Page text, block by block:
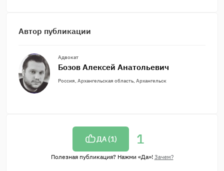
Автор публикации
Адвокат
Бозов Алексей Анатольевич
Россия, Архангельская область, Архангельск
ДА (1) 1
Полезная публикация? Нажми «Да»! Зачем?